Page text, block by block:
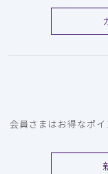
会員さまはお得なポ